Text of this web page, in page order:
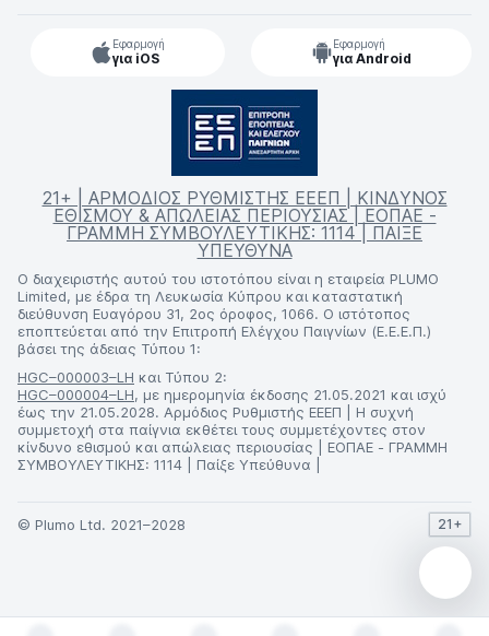
Εφαρμογή
για iOS
Εφαρμογή
για Android
21+ | ΑΡΜΟΔΙΟΣ ΡΥΘΜΙΣΤΗΣ ΕΕΕΠ | ΚΙΝΔΥΝΟΣ
ΕΘΙΣΜΟΥ & ΑΠΩΛΕΙΑΣ ΠΕΡΙΟΥΣΙΑΣ | ΕΟΠΑΕ -
ΓΡΑΜΜΗ ΣΥΜΒΟΥΛΕΥΤΙΚΗΣ: 1114 | ΠΑΙΞΕ
ΥΠΕΥΘΥΝΑ
Ο διαχειριστής αυτού του ιστοτόπου είναι η εταιρεία PLUMO
Limited, με έδρα τη Λευκωσία Κύπρου και καταστατική
διεύθυνση Ευαγόρου 31, 2ος όροφος, 1066. Ο ιστότοπος
εποπτεύεται από την Επιτροπή Ελέγχου Παιγνίων (Ε.Ε.Ε.Π.)
βάσει της άδειας Τύπου 1:
HGC–000003–LH και Τύπου 2:
HGC–000004–LH, με ημερομηνία έκδοσης 21.05.2021 και ισχύ
έως την 21.05.2028. Αρμόδιος Ρυθμιστής ΕΕΕΠ | Η συχνή
συμμετοχή στα παίγνια εκθέτει τους συμμετέχοντες στον
κίνδυνο εθισμού και απώλειας περιουσίας | ΕΟΠΑΕ - ΓΡΑΜΜΗ
ΣΥΜΒΟΥΛΕΥΤΙΚΗΣ: 1114 | Παίξε Υπεύθυνα |
© Plumo Ltd. 2021–2028 21+